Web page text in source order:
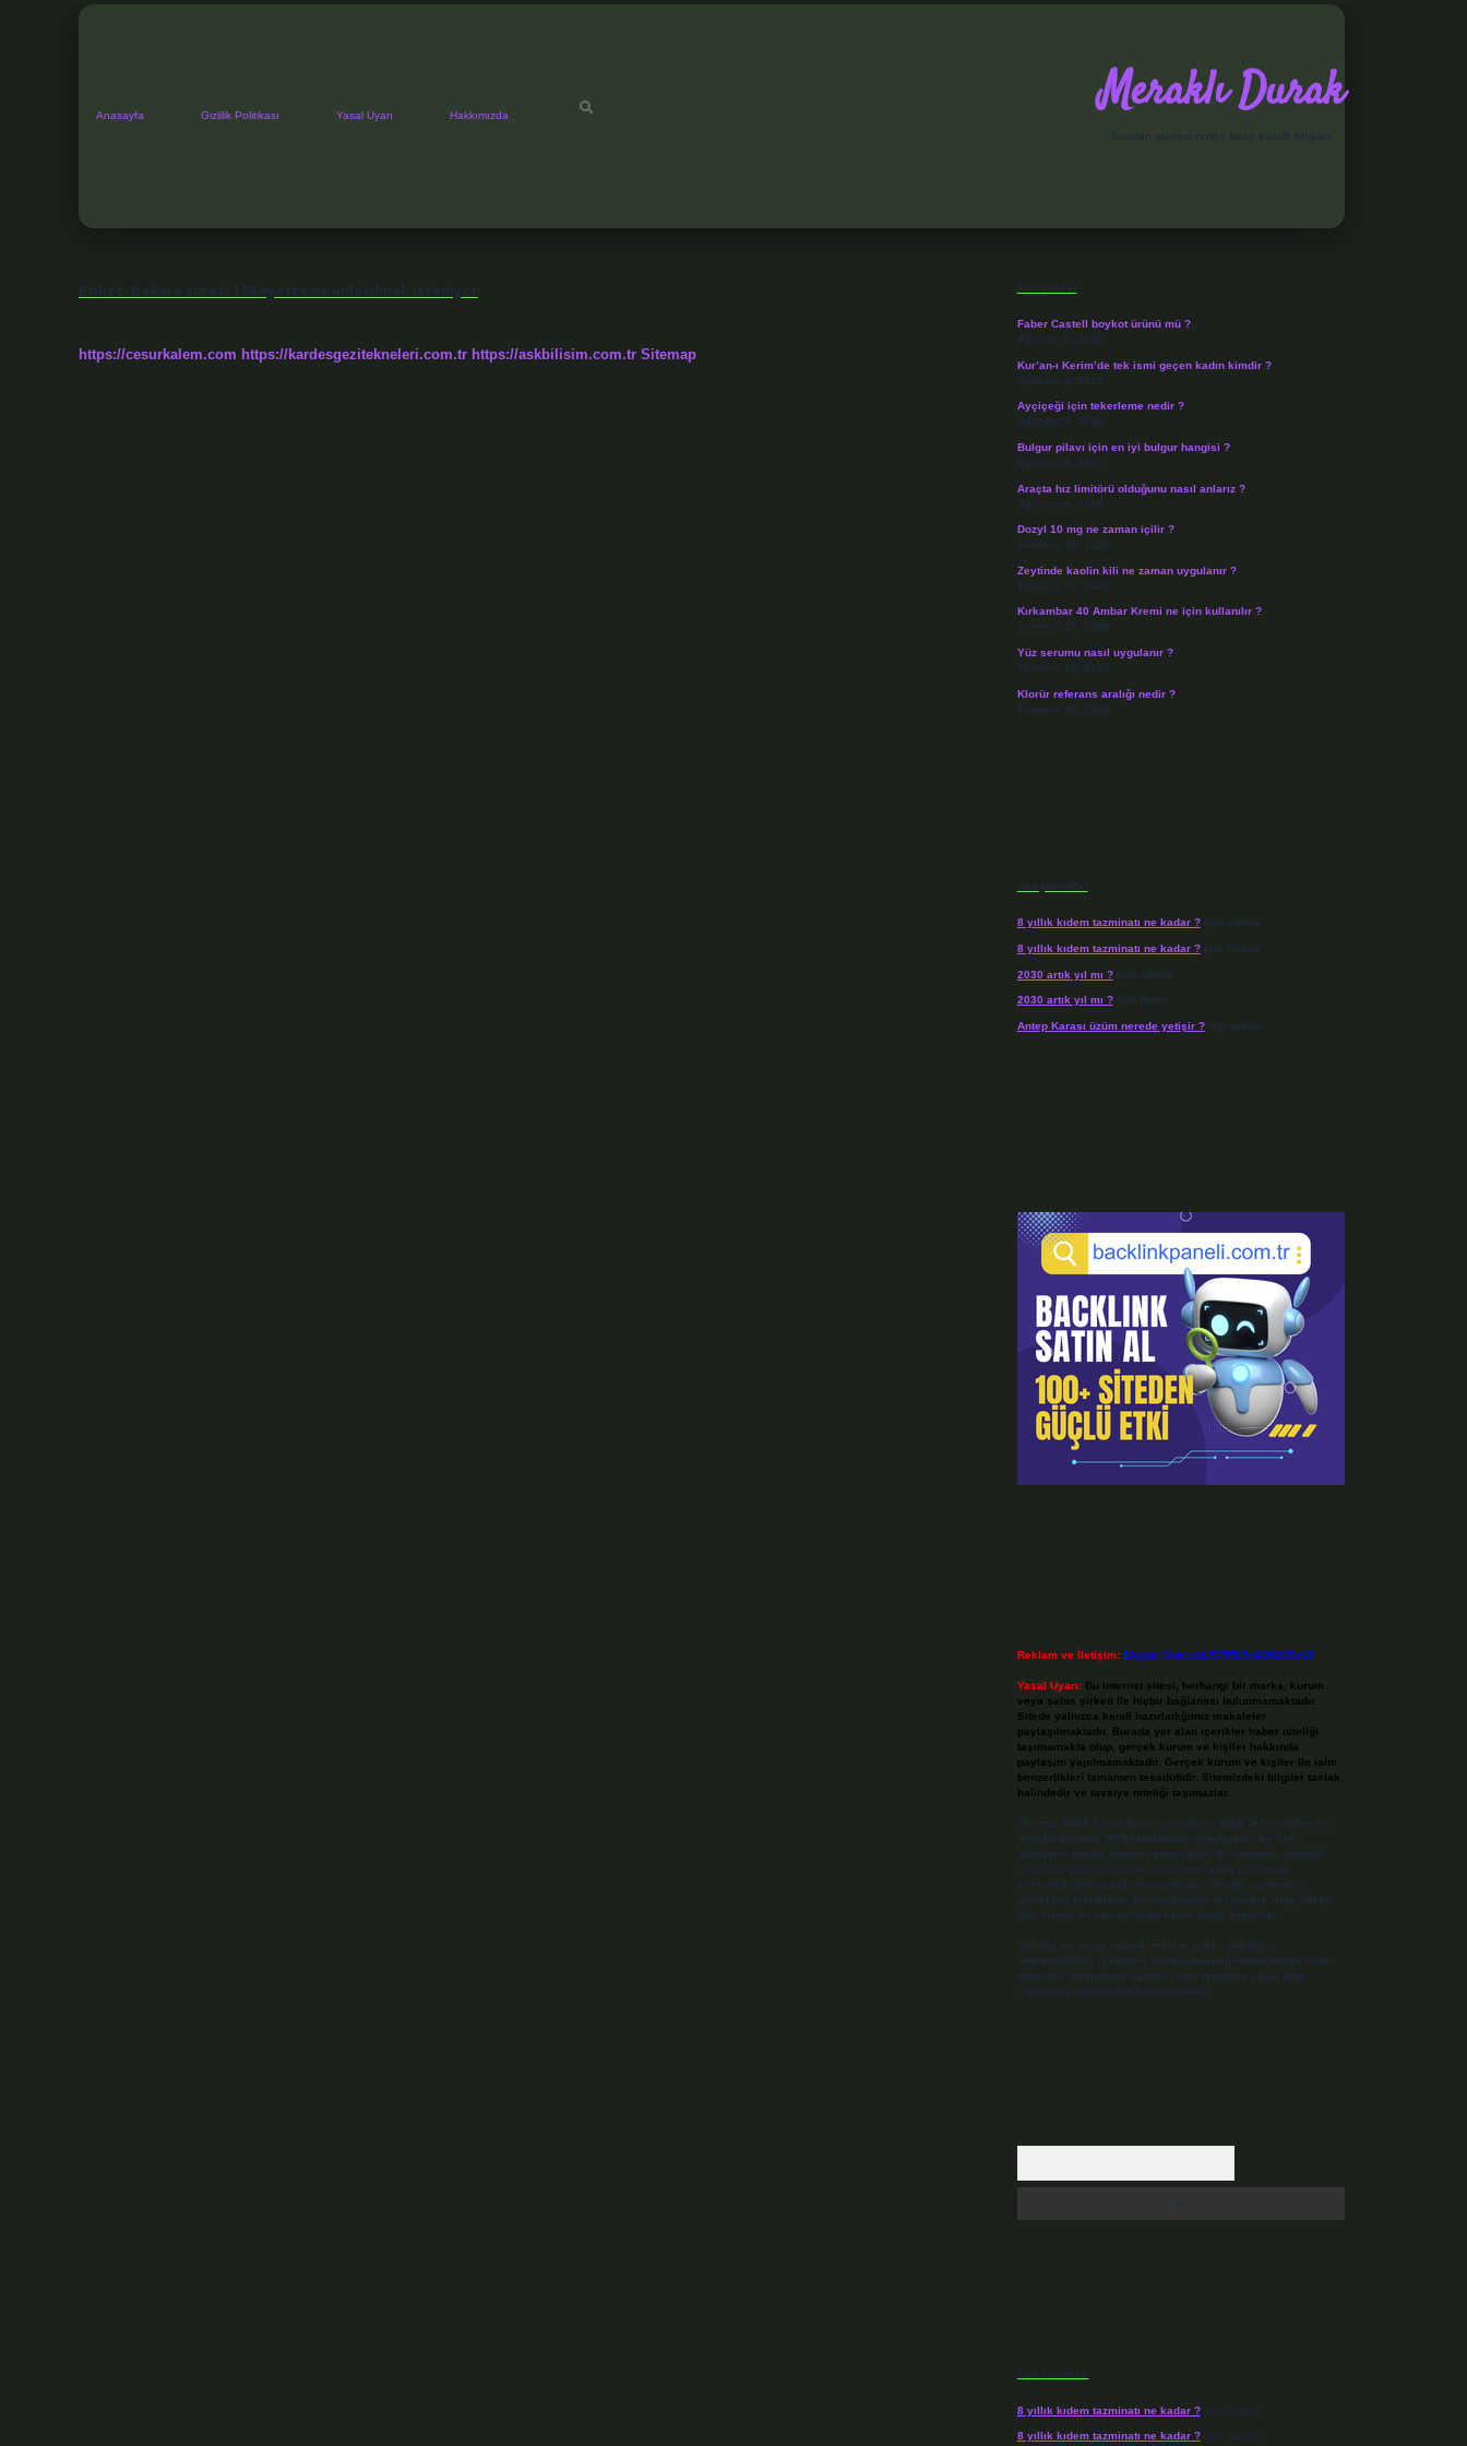
Anasayfa Gizlilik Politikası Yasal Uyarı Hakkımızda Meraklı Durak
Etiket: Bakara suresi 174 ayette ne anlatılmak isteniyor
https://cesurkalem.com https://kardesgezitekneleri.com.tr https://askbilisim.com.tr Sitemap
Son Yazılar
Faber Castell boykot ürünü mü ?
Ağustos 6, 2026
Kur’an-ı Kerim’de tek ismi geçen kadın kimdir ?
Ağustos 6, 2026
Ayçiçeği için tekerleme nedir ?
Ağustos 5, 2026
Bulgur pilavı için en iyi bulgur hangisi ?
Ağustos 4, 2026
Araçta hız limitörü olduğunu nasıl anlarız ?
Ağustos 4, 2026
Dozyl 10 mg ne zaman içilir ?
Temmuz 30, 2026
Zeytinde kaolin kili ne zaman uygulanır ?
Temmuz 29, 2026
Kırkambar 40 Ambar Kremi ne için kullanılır ?
Temmuz 27, 2026
Yüz serumu nasıl uygulanır ?
Temmuz 26, 2026
Klorür referans aralığı nedir ?
Temmuz 25, 2026
Son yorumlar
8 yıllık kıdem tazminatı ne kadar ?için admin
8 yıllık kıdem tazminatı ne kadar ?için Nazan
2030 artık yıl mı ?için admin
2030 artık yıl mı ?için Pınar
Antep Karası üzüm nerede yetişir ?için admin
Reklam ve İletişim: Skype: live:.cid.575569c608265c69
Yasal Uyarı: Bu internet sitesi, herhangi bir marka, kurum
veya şahıs şirketi ile hiçbir bağlantısı bulunmamaktadır.
Sitede yalnızca kendi hazırladığımız makaleler
paylaşılmaktadır. Burada yer alan içerikler haber niteliği
taşımamakta olup, gerçek kurum ve kişiler hakkında
paylaşım yapılmamaktadır. Gerçek kurum ve kişiler ile isim
benzerlikleri tamamen tesadüfidir. Sitemizdeki bilgiler taslak
halindedir ve tavsiye niteliği taşımazlar.
Sitemiz, 5651 Sayılı Kanun gereğince Bilgi Teknolojileri ve
İletişim Kurumu (BTK) tarafından onaylanmış bir Yer
Sağlayıcı olarak hizmet vermektedir. Bu nedenle, sitedeki
içerikleri proaktif olarak denetleme veya araştırma
yükümlülüğümüz bulunmamaktadır. Ancak, üyelerimiz
yazdıkları içeriklerin sorumluluğunu taşımakta olup, siteye
üye olarak bu sorumluluğu kabul etmiş sayılırlar.
Hukuka ve yasal düzenlemelere aykırı olduğunu
düşündüğünüz içerikleri,
backlinkpanelicomtr@gmail.com
adresine bildirmeniz halinde, ilgili içerikler yasal süre
içerisinde sitemizden kaldırılacaktır.
Son Yorumlar
8 yıllık kıdem tazminatı ne kadar ?için admin
8 yıllık kıdem tazminatı ne kadar ?için Nazan